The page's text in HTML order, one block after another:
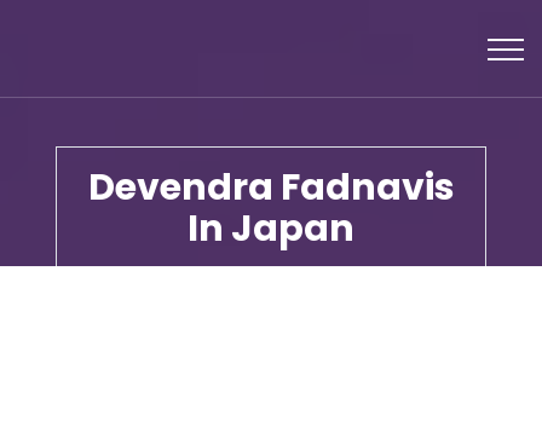
Devendra Fadnavis
In Japan